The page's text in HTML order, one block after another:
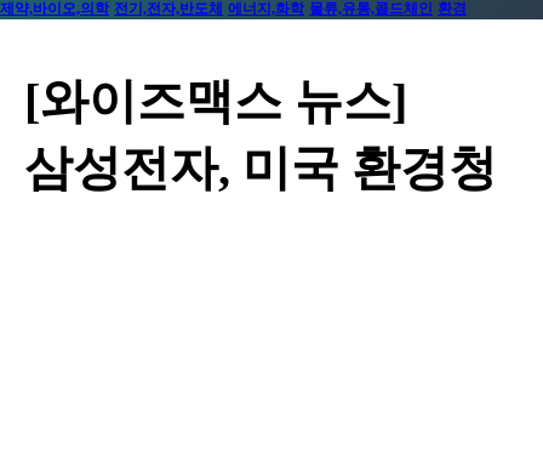
제약,바이오,의학 전기,전자,반도체 에너지,화학 물류,유통,콜드체인 환경
[와이즈맥스 뉴스]
삼성전자, 미국 환경청